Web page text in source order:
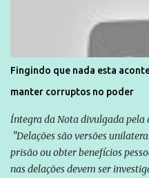
são vítimas de violência, estão
direitos violados. Leia mais:
Fingindo que nada esta
manter corruptos no poder
Íntegra da Nota divulgada pela
"Delações são versões
prisão ou obter benefícios
nas delações devem ser